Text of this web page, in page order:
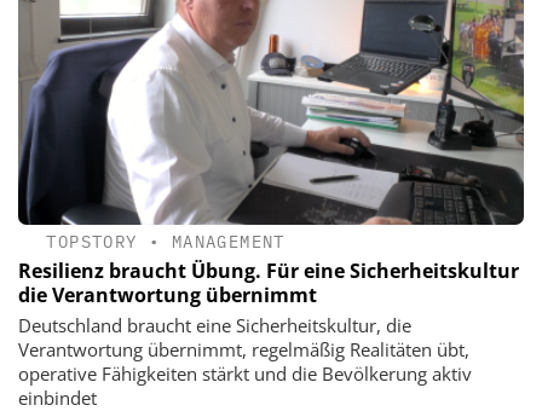
TOPSTORY • MANAGEMENT
Resilienz braucht Übung. Für eine Sicherheitskultur
die Verantwortung übernimmt
Deutschland braucht eine Sicherheitskultur, die
Verantwortung übernimmt, regelmäßig Realitäten übt,
operative Fähigkeiten stärkt und die Bevölkerung aktiv
einbindet